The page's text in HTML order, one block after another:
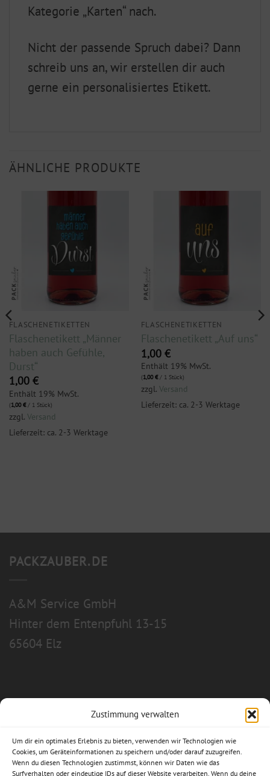
Zustimmung verwalten
Um dir ein optimales Erlebnis zu bieten, verwenden wir Technologien wie
Cookies, um Geräteinformationen zu speichern und/oder darauf zuzugreifen.
Wenn du diesen Technologien zustimmst, können wir Daten wie das
Surfverhalten oder eindeutige IDs auf dieser Website verarbeiten. Wenn du deine
Kategorie „Karten“ nach.
Nicht der passende Spruch dabei? Dann
schreib uns an, wir erstellen dir auch
gerne ein personalisiertes Etikett.
ÄHNLICHE PRODUKTE
FLASCHENETIKETTEN
Flaschenetikett „Männer
haben auch Gefühle,
Durst“
1,00 €
Enthält 19% MwSt.
(1,00€/ 1 Stück)
zzgl. Versand
Lieferzeit: ca. 2-3 Werktage
FLASCHENETIKETTEN
Flaschenetikett „Auf uns“
1,00 €
Enthält 19% MwSt.
(1,00€/ 1 Stück)
zzgl. Versand
Lieferzeit: ca. 2-3 Werktage
PACKZAUBER.DE
A&M Service GmbH
Hinter dem Entenpfuhl 13-15
65604 Elz
Allgemeine Geschäftsbedingungen
Impressum